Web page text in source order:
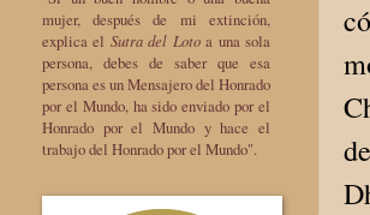
mujer, después de mi extinción,
explica el Sutra del Lotoa una sola
persona, debes de saber que esa
persona es un Mensajero del Honrado
por el Mundo, ha sido enviado por el
Honrado por el Mundo y hace el
trabajo del Honrado por el Mundo".